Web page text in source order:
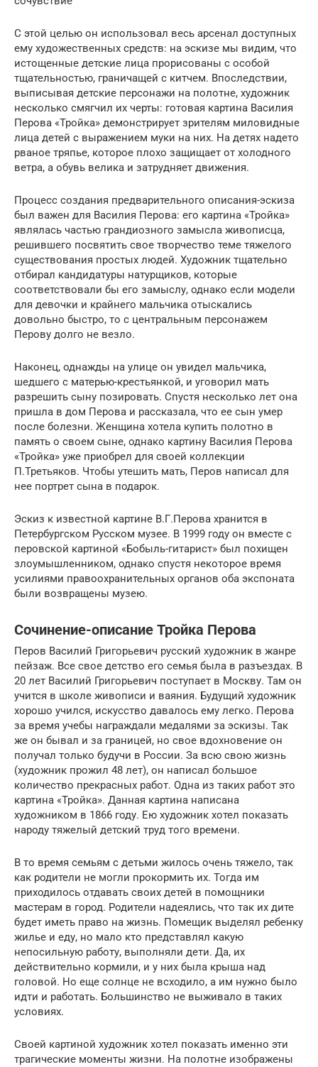
С этой целью он использовал весь арсенал доступных
ему художественных средств: на эскизе мы видим, что
истощенные детские лица прорисованы с особой
тщательностью, граничащей с китчем. Впоследствии,
выписывая детские персонажи на полотне, художник
несколько смягчил их черты: готовая картина Василия
Перова «Тройка» демонстрирует зрителям миловидные
лица детей с выражением муки на них. На детях надето
рваное тряпье, которое плохо защищает от холодного
ветра, а обувь велика и затрудняет движения.
Процесс создания предварительного описания-эскиза
был важен для Василия Перова: его картина «Тройка»
являлась частью грандиозного замысла живописца,
решившего посвятить свое творчество теме тяжелого
существования простых людей. Художник тщательно
отбирал кандидатуры натурщиков, которые
соответствовали бы его замыслу, однако если модели
для девочки и крайнего мальчика отыскались
довольно быстро, то с центральным персонажем
Перову долго не везло.
Наконец, однажды на улице он увидел мальчика,
шедшего с матерью-крестьянкой, и уговорил мать
разрешить сыну позировать. Спустя несколько лет она
пришла в дом Перова и рассказала, что ее сын умер
после болезни. Женщина хотела купить полотно в
память о своем сыне, однако картину Василия Перова
«Тройка» уже приобрел для своей коллекции
П.Третьяков. Чтобы утешить мать, Перов написал для
нее портрет сына в подарок.
Эскиз к известной картине В.Г.Перова хранится в
Петербургском Русском музее. В 1999 году он вместе с
перовской картиной «Бобыль-гитарист» был похищен
злоумышленником, однако спустя некоторое время
усилиями правоохранительных органов оба экспоната
были возвращены музею.
Сочинение-описание Тройка Перова
Перов Василий Григорьевич русский художник в жанре
пейзаж. Все свое детство его семья была в разъездах. В
20 лет Василий Григорьевич поступает в Москву. Там он
учится в школе живописи и ваяния. Будущий художник
хорошо учился, искусство давалось ему легко. Перова
за время учебы награждали медалями за эскизы. Так
же он бывал и за границей, но свое вдохновение он
получал только будучи в России. За всю свою жизнь
(художник прожил 48 лет), он написал большое
количество прекрасных работ. Одна из таких работ это
картина «Тройка». Данная картина написана
художником в 1866 году. Ею художник хотел показать
народу тяжелый детский труд того времени.
В то время семьям с детьми жилось очень тяжело, так
как родители не могли прокормить их. Тогда им
приходилось отдавать своих детей в помощники
мастерам в город. Родители надеялись, что так их дите
будет иметь право на жизнь. Помещик выделял ребенку
жилье и еду, но мало кто представлял какую
непосильную работу, выполняли дети. Да, их
действительно кормили, и у них была крыша над
головой. Но еще солнце не всходило, а им нужно было
идти и работать. Большинство не выживало в таких
условиях.
Своей картиной художник хотел показать именно эти
трагические моменты жизни. На полотне изображены